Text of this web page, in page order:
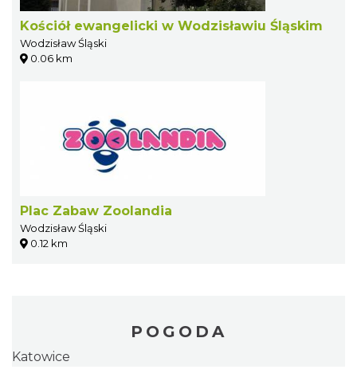
Kościół ewangelicki w Wodzisławiu Śląskim
Wodzisław Śląski
0.06 km
Plac Zabaw Zoolandia
Wodzisław Śląski
0.12 km
POGODA
Katowice